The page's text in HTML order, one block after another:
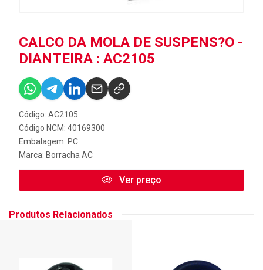
CALCO DA MOLA DE SUSPENS?O -
DIANTEIRA : AC2105
Código: AC2105
Código NCM: 40169300
Embalagem: PC
Marca: Borracha AC
Ver preço
Produtos Relacionados